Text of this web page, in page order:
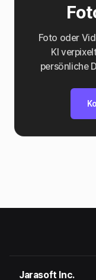
Foto oder
KI
persönliche
Jarasoft Inc.